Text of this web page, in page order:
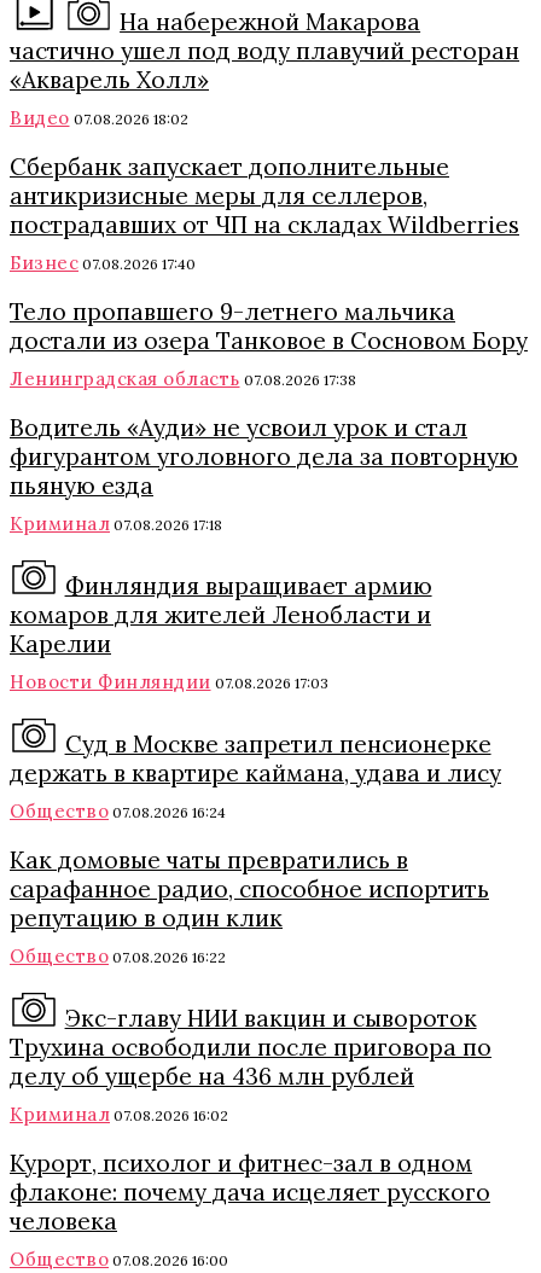
На набережной Макарова
частично ушел под воду плавучий ресторан
«Акварель Холл»
Видео 07.08.2026 18:02
Сбербанк запускает дополнительные
антикризисные меры для селлеров,
пострадавших от ЧП на складах Wildberries
Бизнес 07.08.2026 17:40
Тело пропавшего 9-летнего мальчика
достали из озера Танковое в Сосновом Бору
Ленинградская область 07.08.2026 17:38
Водитель «Ауди» не усвоил урок и стал
фигурантом уголовного дела за повторную
пьяную езда
Криминал 07.08.2026 17:18
Финляндия выращивает армию
комаров для жителей Ленобласти и
Карелии
Новости Финляндии 07.08.2026 17:03
Суд в Москве запретил пенсионерке
держать в квартире каймана, удава и лису
Общество 07.08.2026 16:24
Как домовые чаты превратились в
сарафанное радио, способное испортить
репутацию в один клик
Общество 07.08.2026 16:22
Экс-главу НИИ вакцин и сывороток
Трухина освободили после приговора по
делу об ущербе на 436 млн рублей
Криминал 07.08.2026 16:02
Курорт, психолог и фитнес-зал в одном
флаконе: почему дача исцеляет русского
человека
Общество 07.08.2026 16:00